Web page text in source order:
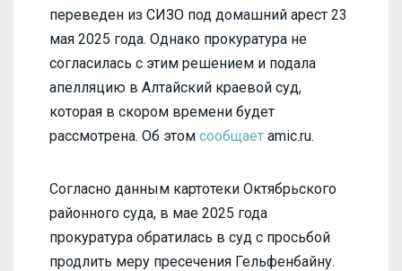
переведен из СИЗО под домашний арест 23
мая 2025 года. Однако прокуратура не
согласилась с этим решением и подала
апелляцию в Алтайский краевой суд,
которая в скором времени будет
рассмотрена. Об этом сообщает amic.ru.
Согласно данным картотеки Октябрьского
районного суда, в мае 2025 года
прокуратура обратилась в суд с просьбой
продлить меру пресечения Гельфенбайну.